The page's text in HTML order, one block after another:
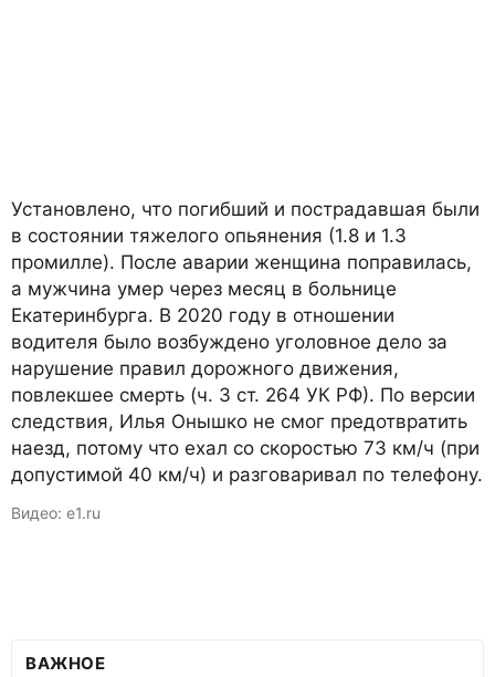
Установлено, что погибший и пострадавшая были
в состоянии тяжелого опьянения (1.8 и 1.3
промилле). После аварии женщина поправилась,
а мужчина умер через месяц в больнице
Екатеринбурга. В 2020 году в отношении
водителя было возбуждено уголовное дело за
нарушение правил дорожного движения,
повлекшее смерть (ч. 3 ст. 264 УК РФ). По версии
следствия, Илья Онышко не смог предотвратить
наезд, потому что ехал со скоростью 73 км/ч (при
допустимой 40 км/ч) и разговаривал по телефону.
Видео: e1.ru
ВАЖНОЕ